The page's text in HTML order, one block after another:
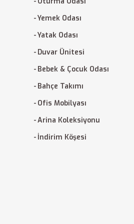
Yemek Odası
Yatak Odası
Duvar Ünitesi
Bebek & Çocuk Odası
Bahçe Takımı
Ofis Mobilyası
Arina Koleksiyonu
İndirim Köşesi